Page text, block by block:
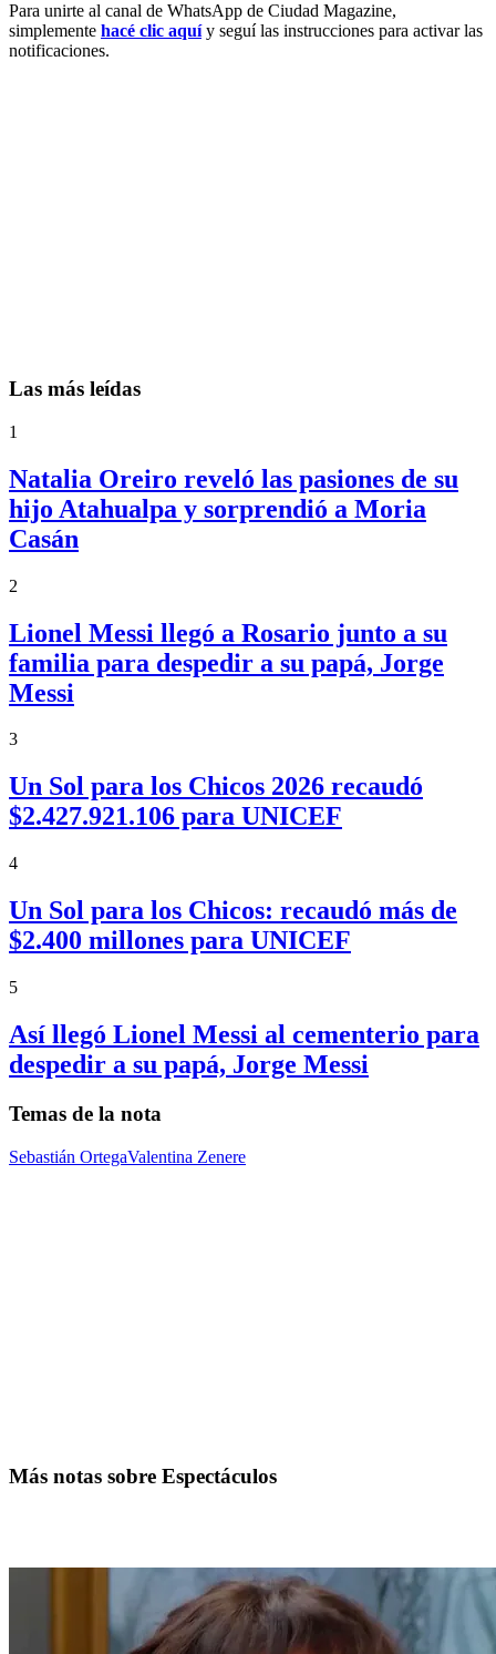
Para unirte al canal de WhatsApp de Ciudad Magazine,
simplemente hacé clic aquíy seguí las instrucciones para activar las
notificaciones.
Las más leídas
1
Natalia Oreiro reveló las pasiones de su
hijo Atahualpa y sorprendió a Moria
Casán
2
Lionel Messi llegó a Rosario junto a su
familia para despedir a su papá, Jorge
Messi
3
Un Sol para los Chicos 2026 recaudó
$2.427.921.106 para UNICEF
4
Un Sol para los Chicos: recaudó más de
$2.400 millones para UNICEF
5
Así llegó Lionel Messi al cementerio para
despedir a su papá, Jorge Messi
Temas de la nota
Sebastián OrtegaValentina Zenere
Más notas sobre Espectáculos